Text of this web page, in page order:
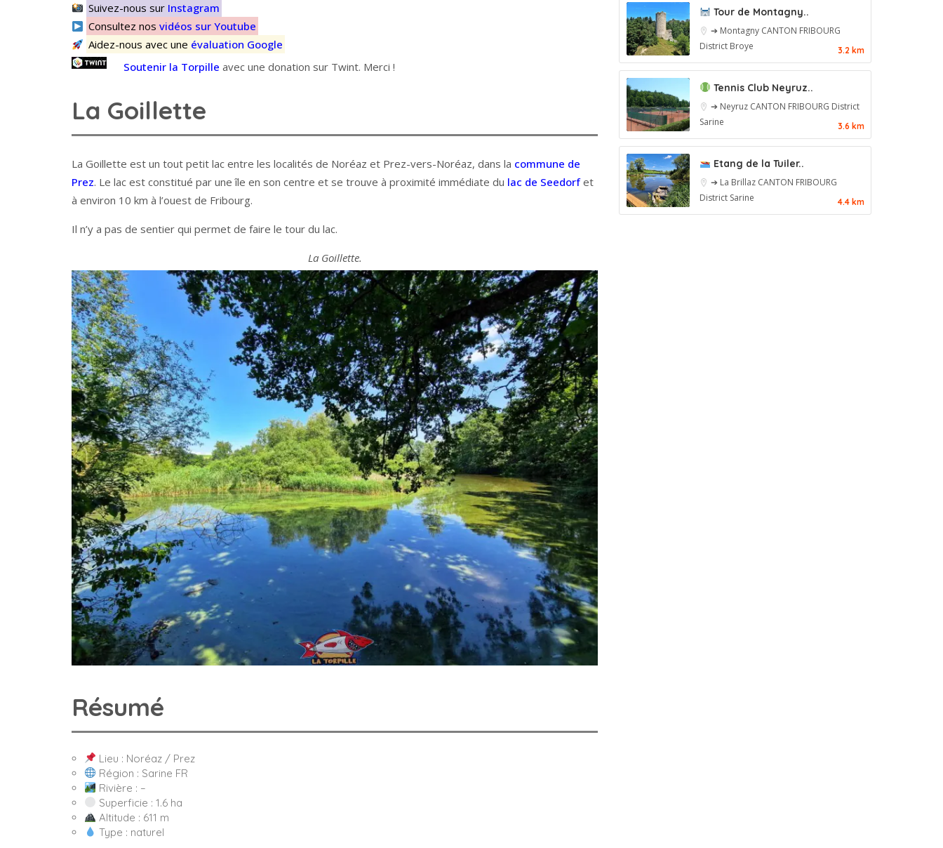
Suivez-nous sur Instagram
Consultez nosvidéos sur Youtube
Aidez-nous avec une évaluation Google
Soutenir la Torpille avec une donation sur Twint. Merci !
La Goillette
La Goillette est un tout petit lac entre les localités de Noréaz et Prez-vers-Noréaz, dans la commune de
Prez. Le lac est constitué par une île en son centre et se trouve à proximité immédiate du lac de Seedorfet
à environ 10 km à l’ouest de Fribourg.
Il n’y a pas de sentier qui permet de faire le tour du lac.
La Goillette.
Résumé
Lieu : Noréaz / Prez
Région : Sarine FR
Rivière : –
Superficie : 1.6 ha
Altitude : 611 m
Type : naturel
Tour de Montagny..
➔ Montagny CANTON FRIBOURG
District Broye
3.2 km
Tennis Club Neyruz..
➔ Neyruz CANTON FRIBOURG District
Sarine
3.6 km
Etang de la Tuiler..
➔ La Brillaz CANTON FRIBOURG
District Sarine
4.4 km